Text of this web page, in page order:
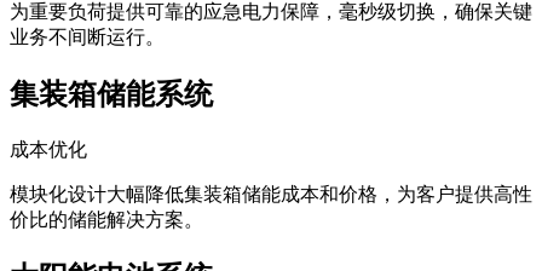
为重要负荷提供可靠的应急电力保障，毫秒级切换，确保关键
业务不间断运行。
集装箱储能系统
成本优化
模块化设计大幅降低集装箱储能成本和价格，为客户提供高性
价比的储能解决方案。